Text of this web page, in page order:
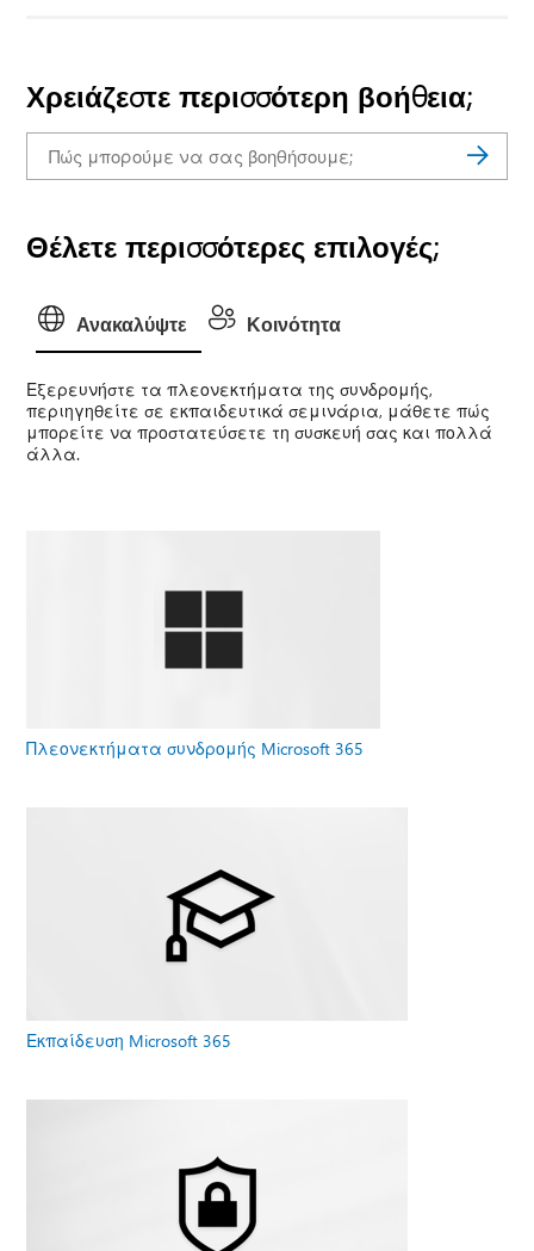
Χρειάζεστε περισσότερη βοήθεια;
Θέλετε περισσότερες επιλογές;
Ανακαλύψτε Κοινότητα
Εξερευνήστε τα πλεονεκτήματα της συνδρομής,
περιηγηθείτε σε εκπαιδευτικά σεμινάρια, μάθετε πώς
μπορείτε να προστατεύσετε τη συσκευή σας και πολλά
άλλα.
Πλεονεκτήματα συνδρομής Microsoft 365
Εκπαίδευση Microsoft 365